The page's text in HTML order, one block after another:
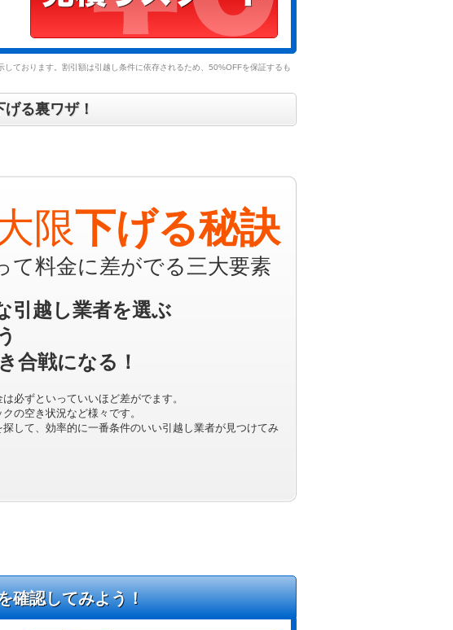
ております。割引額は引越し条件に依存されるため、50%OFFを保証するも
る裏ワザ！
限下げる秘訣
て料金に差がでる三大要素
引越し業者を選ぶ
合戦になる！
必ずといっていいほど差がでます。
の空き状況など様々です。
して、効率的に一番条件のいい引越し業者が見つけてみ
確認してみよう！